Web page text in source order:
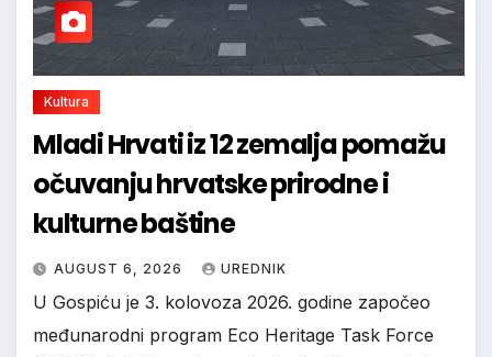
Kultura
Mladi Hrvati iz 12 zemalja pomažu
očuvanju hrvatske prirodne i
kulturne baštine
AUGUST 6, 2026 UREDNIK
U Gospiću je 3. kolovoza 2026. godine započeo
međunarodni program Eco Heritage Task Force